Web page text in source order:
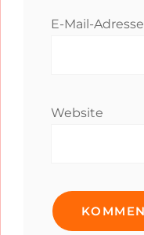
E-Mail-Adresse
Website